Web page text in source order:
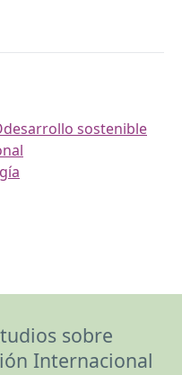
desarrollo sostenible
sobre
Internacional